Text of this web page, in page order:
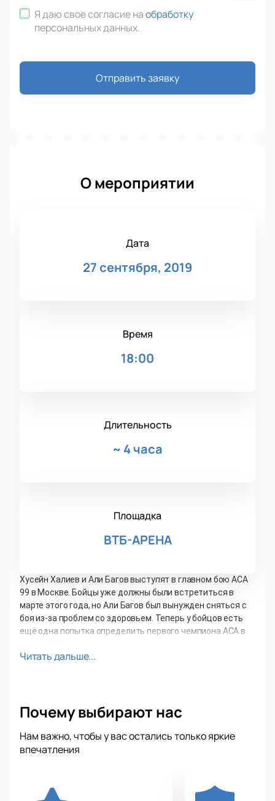
Я даю свое согласие наобработку
персональных данных.
Отправить заявку
О мероприятии
Дата
27 сентября, 2019
Время
18:00
Длительность
~ 4 часа
Площадка
ВТБ-АРЕНА
Хусейн Халиев и Али Багов выступят в главном бою АСА
99 в Москве. Бойцы уже должны были встретиться в
марте этого года, но Али Багов был вынужден сняться с
боя из-за проблем со здоровьем. Теперь у бойцов есть
ещё одна попытка определить первого чемпиона АСА в
За спиной Али Багова 24 досрочные победы и
Завурова нокаутом во втором раунде.
Кард турнира:
До 70,3 кг - бой за пояс Али Багов (Россия,
Нальчик), 27-10 vs. Хусейн Халиев (Россия,
До 83,9 кг Артем Фролов (Россия, Краснодар),
12-1 vs. Магомед Исмаилов (Россия, Москва),
Читать дальше...
Почему выбирают нас
Нам важно, чтобы у вас остались только яркие
впечатления